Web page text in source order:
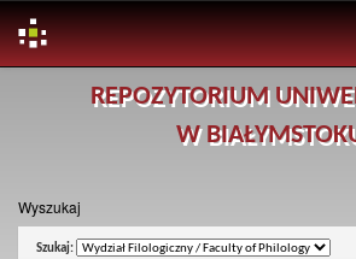
REPOZYTORIUM
W
Wyszukaj
Szukaj: